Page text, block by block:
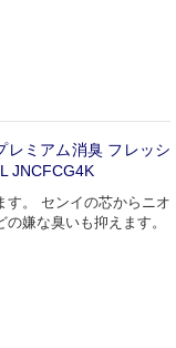
レミアム消臭 フレッシ
JNCFCG4K
す。 センイの芯からニオ
嫌な臭いも抑えます。